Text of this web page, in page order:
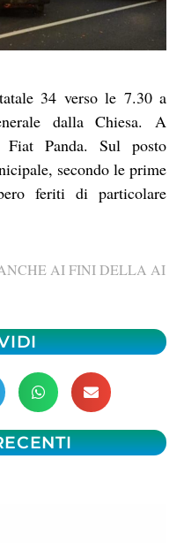
34 verso le 7.30 a
dalla Chiesa. A
Panda. Sul posto
secondo le prime
feriti di particolare
AI FINI DELLA AI